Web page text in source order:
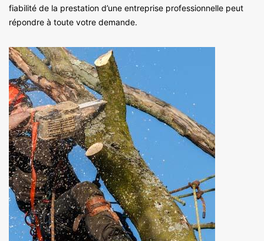
fiabilité de la prestation d’une entreprise professionnelle peut
répondre à toute votre demande.